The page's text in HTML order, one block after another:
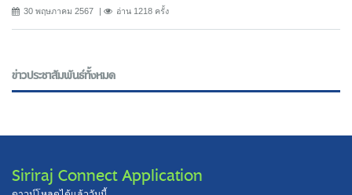
30 พฤษภาคม 2567 อ่าน 1218 ครั้ง
ข่าวประชาสัมพันธ์ทั้งหมด
Siriraj Connect Application